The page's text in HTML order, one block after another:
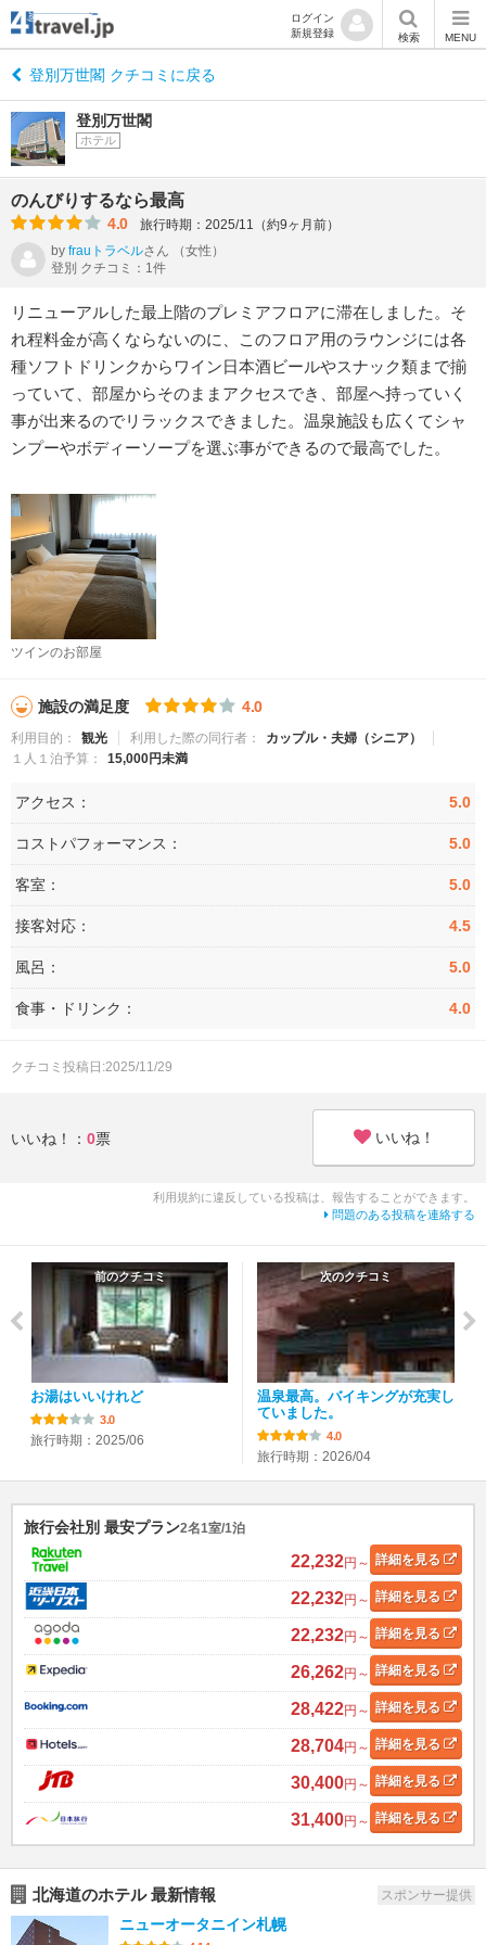
ログイン
新規登録
検索 MENU
登別万世閣 クチコミに戻る
登別万世閣
ホテル
のんびりするなら最高
4.0
旅行時期：2025/11（約9ヶ月前）
by frauトラベルさん
（女性）
登別 クチコミ：1件
リニューアルした最上階のプレミアフロアに滞在しました。そ
れ程料金が高くならないのに、このフロア用のラウンジには各
種ソフトドリンクからワイン日本酒ビールやスナック類まで揃
っていて、部屋からそのままアクセスでき、部屋へ持っていく
事が出来るのでリラックスできました。温泉施設も広くてシャ
ンプーやボディーソープを選ぶ事ができるので最高でした。
ツインのお部屋
施設の満足度 4.0
利用目的： 観光 利用した際の同行者：
カップル・夫婦（シニア）
１人１泊予算：
15,000円未満
アクセス： 5.0
コストパフォーマンス： 5.0
客室： 5.0
接客対応： 4.5
風呂： 5.0
食事・ドリンク： 4.0
クチコミ投稿日:2025/11/29
いいね！： 0票 いいね！
利用規約に違反している投稿は、報告することができます。
問題のある投稿を連絡する
前のクチコミ
お湯はいいけれど
3.0
旅行時期：2025/06
次のクチコミ
温泉最高。バイキングが充実し
ていました。
4.0
旅行時期：2026/04
旅行会社別 最安プラン2名1室/1泊
22,232円～ 詳細を見る
22,232円～ 詳細を見る
22,232円～ 詳細を見る
26,262円～ 詳細を見る
28,422円～ 詳細を見る
28,704円～ 詳細を見る
30,400円～ 詳細を見る
31,400円～ 詳細を見る
北海道のホテル 最新情報 スポンサー提供
ニューオータニイン札幌